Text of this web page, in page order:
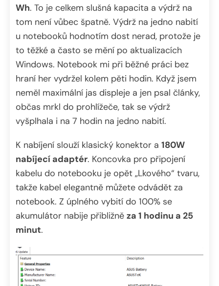
Wh. To je celkem slušná kapacita a výdrž na
tom není vůbec špatně. Výdrž na jedno nabití
u notebooků hodnotím dost nerad, protože je
to těžké a často se mění po aktualizacích
Windows. Notebook mi při běžné práci bez
hraní her vydržel kolem pěti hodin. Když jsem
neměl maximální jas displeje a jen psal články,
občas mrkl do prohlížeče, tak se výdrž
vyšplhala i na 7 hodin na jedno nabití.
K nabíjení slouží klasický konektor a 180W
nabíjecí adaptér. Koncovka pro připojení
kabelu do notebooku je opět „Lkového“ tvaru,
takže kabel elegantně můžete odvádět za
notebook. Z úplného vybití do 100% se
akumulátor nabije přibližně za 1 hodinu a 25
minut.